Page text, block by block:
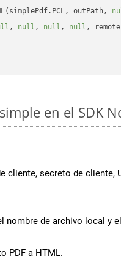
outPath,
, null , null , null ,
en el SDK
cliente, secreto de cliente,
nombre de archivo local y el
PDF a HTML.